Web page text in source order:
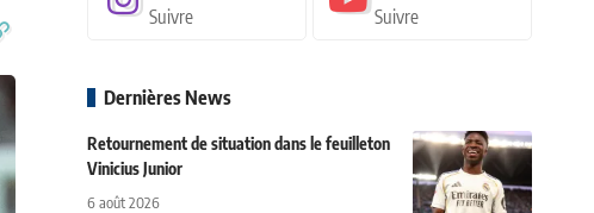
Suivre Suivre
Dernières News
Retournement de situation dans le feuilleton
Vinicius Junior
6 août 2026